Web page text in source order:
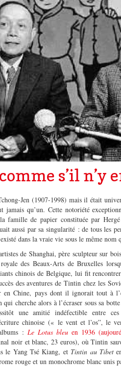
s’il n’y
Jen (1907-1998) mais il était
jamais qu’un. Cette notoriété
famille de papier constituée par
aussi par sa singularité : de tous les
dans la vraie vie sous le même nom
de Shanghai, père sculpteur sur
des Beaux-Arts de Bruxelles
chinois de Belgique, lui fit
des aventures de Tintin chez les
en Chine, pays dont il ignorait tout à
cherche alors à l’écraser sous sa
une amitié indéfectible entre
chinoise (« le vent et l’os”, le
: Le Lotus bleu en 1936
noir et blanc, 23 euros), où Tintin
le Yang Tsé Kiang, et Tintin au Tibet
rouge et un monochrome blanc unis